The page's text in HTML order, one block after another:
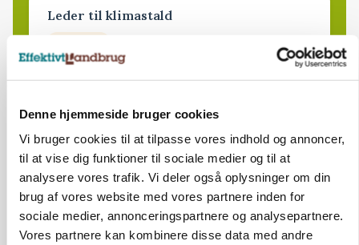
Denne hjemmeside bruger cookies
Vi bruger cookies til at tilpasse vores indhold og annoncer,
til at vise dig funktioner til sociale medier og til at
analysere vores trafik. Vi deler også oplysninger om din
brug af vores website med vores partnere inden for
sociale medier, annonceringspartnere og analysepartnere.
Vores partnere kan kombinere disse data med andre
Leder til klimastald
HØST-TOUR